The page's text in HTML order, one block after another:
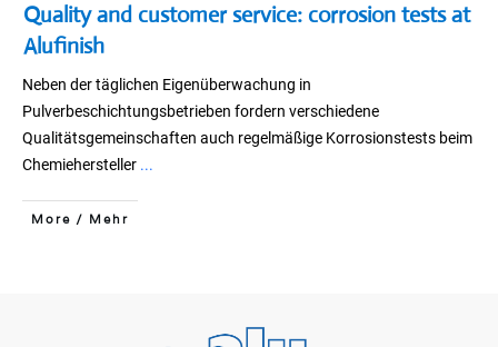
Quality and customer service: corrosion tests at
Alufinish
Neben der täglichen Eigenüberwachung in
Pulverbeschichtungsbetrieben fordern verschiedene
Qualitätsgemeinschaften auch regelmäßige Korrosionstests beim
Chemiehersteller ...
More / Mehr